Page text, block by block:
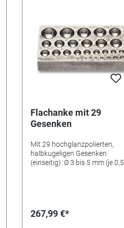
Flachanke mit 29
Gesenken
Mit 29 hochglanzpolierten,
halbkugeligen Gesenken
(einseitig). Ø 3 bis 5 mm (je 0,5
267,99 €*